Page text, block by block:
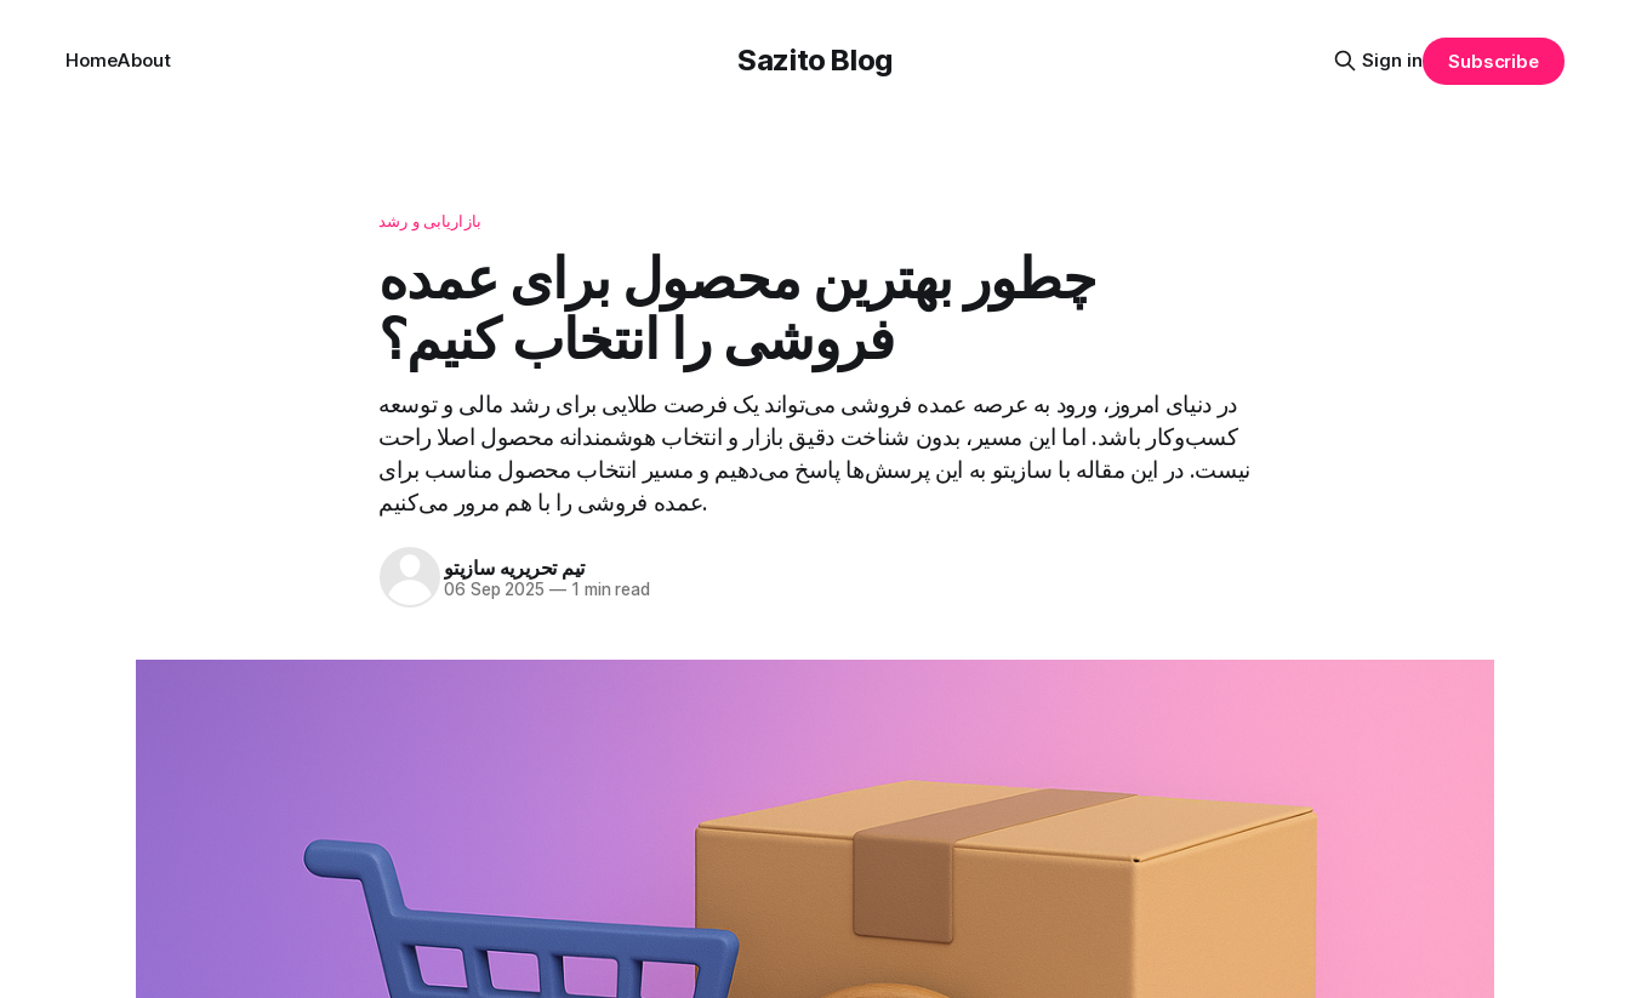
Sazito Blog
HomeAbout Sign in Subscribe
بازاریابی و رشد
چطور بهترین محصول برای عمده
فروشی را انتخاب کنیم؟
در دنیای امروز، ورود به عرصه عمده فروشی می‌تواند یک فرصت طلایی برای رشد مالی و توسعه
کسب‌وکار باشد. اما این مسیر، بدون شناخت دقیق بازار و انتخاب هوشمندانه محصول اصلا راحت
نیست. در این مقاله با سازیتو به این پرسش‌ها پاسخ می‌دهیم و مسیر انتخاب محصول مناسب برای
عمده فروشی را با هم مرور می‌کنیم.
تیم تحریریه سازیتو
06 Sep 2025 —1 min read